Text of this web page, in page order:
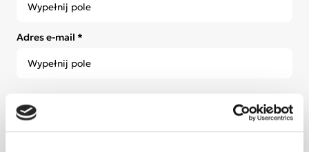
Adres e-mail *
Administratorem Twoich danych osobowych podanych w
formularzu zapisu na newsletter jest Fundacja Jim z
siedzibą przy ul. Tatrzańskiej 105, 93-279 Łódź, wpisana do